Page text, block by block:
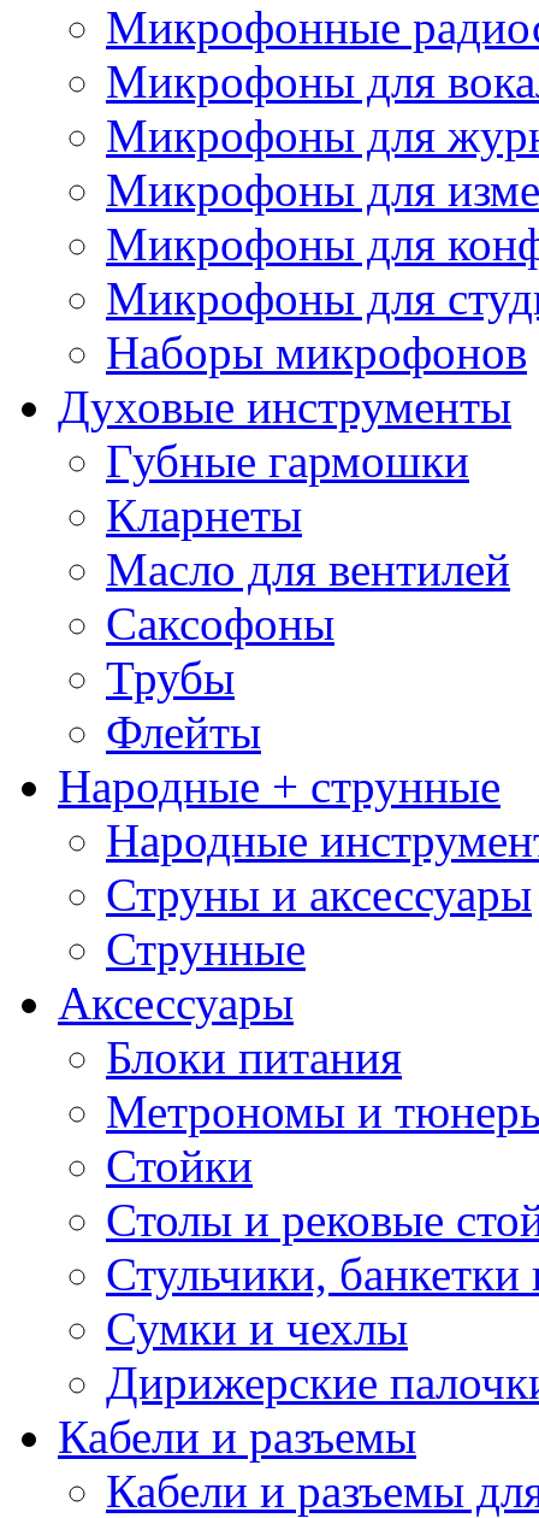
Микрофонные
Микрофоны для
Микрофоны для
Микрофоны для
Микрофоны для
Микрофоны для
Наборы микрофонов
Духовые инструменты
Губные гармошки
Кларнеты
Масло для вентилей
Саксофоны
Трубы
Флейты
Народные + струнные
Народные
Струны и аксессуары
Струнные
Аксессуары
Блоки питания
Метрономы и
Стойки
Столы и рековые
Стульчики, банкетки
Сумки и чехлы
Дирижерские
Кабели и разъемы
Кабели и разъемы